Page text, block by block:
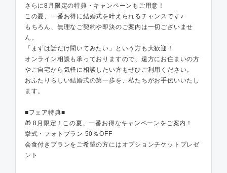
さらに8月限定の特典・キャンペーンもご用意！
この夏、一番お得に結婚式を叶えられるチャンスです♪
もちろん、無理なご契約や即決のご案内は一切ございませ
ん。
「まずは話だけ聞いてみたい」という方も大歓迎！
オンライン相談も承っておりますので、遠方にお住まいの方
やご自宅から気軽に相談したい方もぜひご利用ください。
おふたりらしい結婚式の第一歩を、私たちがお手伝いいたし
ます。
■フェア特典■
🎁 8月限定！この夏、一番お得なキャンペーンをご案内！
挙式・フォトプラン 50％OFF
会食付きプランをご希望の方にはオプションチケットプレゼ
ント